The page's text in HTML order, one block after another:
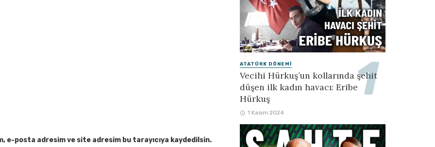
e-posta adresim ve site adresim bu tarayıcıya kaydedilsin.
ATATÜRK DÖNEMI
Vecihi Hürkuş’un kollarında şehit
düşen ilk kadın havacı: Eribe
Hürkuş
1 Kasım 2024